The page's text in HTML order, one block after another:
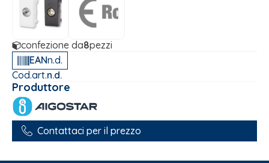
confezione da8pezzi
EANn.d.
Cod.art.n.d.
Produttore
Contattaci per il prezzo